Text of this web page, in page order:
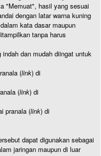
"Memuat", hasil yang sesuai
dengan latar warna kuning
kata dasar maupun
tanpa harus
indah dan mudah diingat untuk
(link) di
(link) di
pranala (link) di
dapat digunakan sebagai
jaringan maupun di luar